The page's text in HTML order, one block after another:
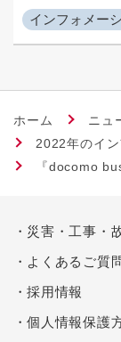
インフォメー
ホーム
ニュ
2022年のイ
『docomo
災害・工事・
よくあるご質
採用情報
個人情報保護